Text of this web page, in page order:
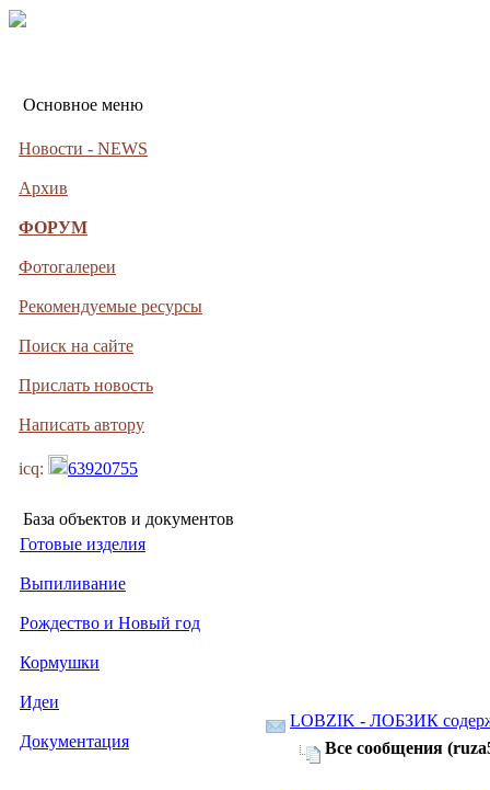
Основное меню
Новости - NEWS
Архив
ФОРУМ
Фотогалереи
Рекомендуемые ресурсы
Поиск на сайте
Прислать новость
Написать автору
icq: 63920755
База объектов и документов
Готовые изделия
Выпиливание
Рождество и Новый год
Кормушки
Идеи
Документация
LOBZIK - ЛОБЗИК
Все сообщения